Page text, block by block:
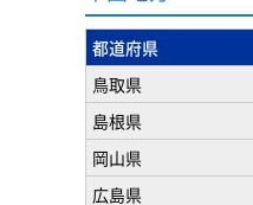
都道府県
鳥取県
島根県
岡山県
広島県